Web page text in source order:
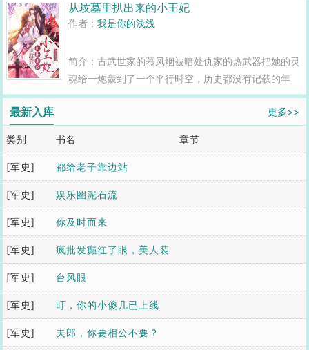
囤物资，搞建设，不知不觉，末世时代最安全的庇护所
于，沐浅浅看着同前末世时代一样繁华的庇护所，满意
的舒了口气。既然大家的生活已经恢复得差不多了，接
下来就该找那些罪魁祸首算账了！...
从坟墓里扒出来的小王妃
作者：我是你的浅浅
简介：古武世家的慕凤烟被暗处仇家的热武器把她的灵
魂给一炮轰到了一个平行时空，历史都没有记载的年
代。医毒双绝的她怎么也没想到，她明明已经把仇家一
个个的都送上西天了，无聊的在家里脚指头都快抠出三
把自己一命呜呼了呢。她真是相当的郁
闷。。。。。。。某冰山王爷那些传言都有误，本王
的...
最新入库 更多>>
类别 书名 章节
[军史] 都给老子靠边站
[军史] 娱乐圈泥石流
[军史] 你及时而来
[军史] 疯批发癫红了眼，美人装
乖要跑路
[军史] 台风眼
[军史] 叮，你的小傻几已上线
[军史] 夫郎，你要相公不要？